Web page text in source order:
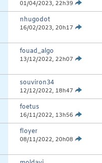
01/04/2023, 22h39
nhugodot
16/02/2023, 20h17
fouad_algo
13/12/2022, 22h07
souviron34
12/12/2022, 18h47
foetus
16/11/2022, 13h56
floyer
08/11/2022, 20h08